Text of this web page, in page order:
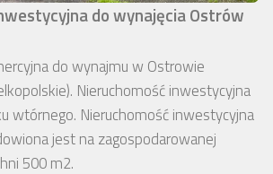
do wynajęcia Ostrów
do wynajmu w Ostrowie
Nieruchomość inwestycyjna
wtórnego. Nieruchomość inwestycyjna
jest na zagospodarowanej
500 m2.